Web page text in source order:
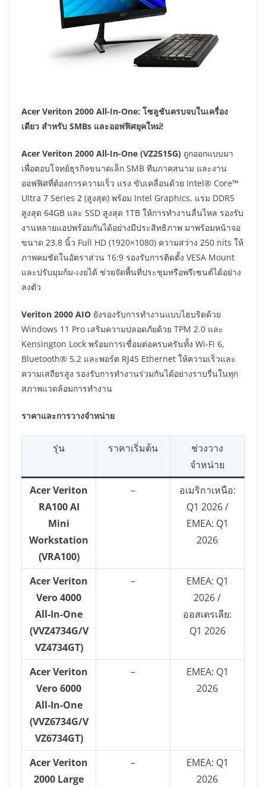
Acer Veriton 2000 All-In-One: โซลูชันครบจบในเครื่อง
เดียว สำหรับ SMBs และออฟฟิศยุคใหม่!
Acer Veriton 2000 All-In-One (VZ2515G) ถูกออกแบบมา
เพื่อตอบโจทย์ธุรกิจขนาดเล็ก SMB ทีมภาคสนาม และงาน
ออฟฟิศที่ต้องการความเร็ว แรง ขับเคลื่อนด้วย Intel® Core™
Ultra 7 Series 2 (สูงสุด) พร้อม Intel Graphics, แรม DDR5
สูงสุด 64GB และ SSD สูงสุด 1TB ให้การทำงานลื่นไหล รองรับ
งานหลายแอปพร้อมกันได้อย่างมีประสิทธิภาพ มาพร้อมหน้าจอ
ขนาด 23.8 นิ้ว Full HD (1920×1080) ความสว่าง 250 nits ให้
ภาพคมชัดในอัตราส่วน 16:9 รองรับการติดตั้ง VESA Mount
และปรับมุมก้ม-เงยได้ ช่วยจัดพื้นที่ประชุมหรือพรีเซนต์ได้อย่าง
ลงตัว
Veriton 2000 AIO ยังรองรับการทำงานแบบไฮบริดด้วย
Windows 11 Pro เสริมความปลอดภัยด้วย TPM 2.0 และ
Kensington Lock พร้อมการเชื่อมต่อครบครันทั้ง Wi-Fi 6,
Bluetooth® 5.2 และพอร์ต RJ45 Ethernet ให้ความเร็วและ
ความเสถียรสูง รองรับการทำงานร่วมกันได้อย่างราบรื่นในทุก
สภาพแวดล้อมการทำงาน
ราคาและการวางจำหน่าย
รุ่น ราคาเริ่มต้น
ช่วงวาง
จำหน่าย
Acer Veriton
RA100 AI
Mini
Workstation
(VRA100)
–
อเมริกาเหนือ:
Q1 2026 /
EMEA: Q1
2026
Acer Veriton
Vero 4000
All-In-One
(VVZ4734G/V
VZ4734GT)
–
EMEA: Q1
2026 /
ออสเตรเลีย:
Q1 2026
Acer Veriton
Vero 6000
All-In-One
(VVZ6734G/V
VZ6734GT)
–
EMEA: Q1
2026
Acer Veriton
2000 Large
–
EMEA: Q1
2026